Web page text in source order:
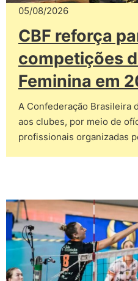
05/08/2026
CBF reforça
competições
Feminina em
A Confederação Brasileira
aos clubes, por meio de
profissionais organizadas